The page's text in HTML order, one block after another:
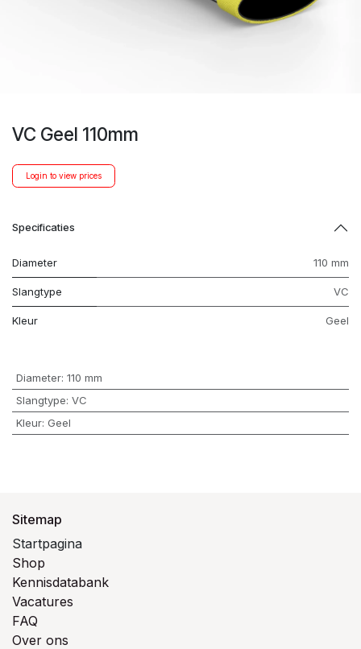
VC Geel 110mm
Login to view prices
Specificaties
Diameter 110 mm
Slangtype VC
Kleur Geel
Diameter: 110 mm
Slangtype: VC
Kleur: Geel
Sitemap
Startpagina
Shop
Kennisdatabank
Vacatures
FAQ
Over ons